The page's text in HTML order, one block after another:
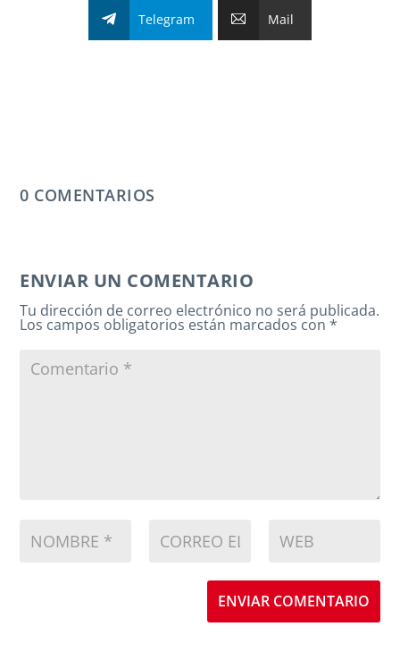
Telegram Mail
0 COMENTARIOS
ENVIAR UN COMENTARIO
Tu dirección de correo electrónico no será publicada.
Los campos obligatorios están marcados con*
ENVIAR COMENTARIO